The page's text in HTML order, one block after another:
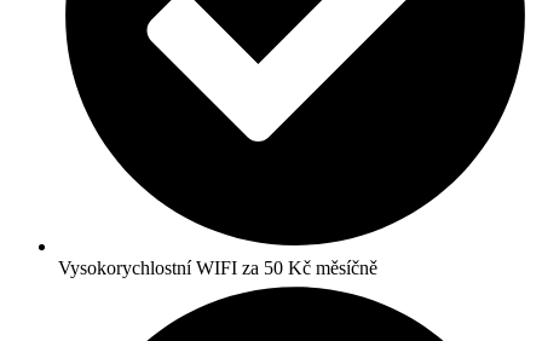
Vysokorychlostní WIFI za 50 Kč měsíčně